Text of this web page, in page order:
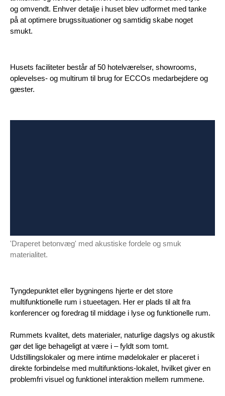
og omvendt. Enhver detalje i huset blev udformet med tanke
på at optimere brugssituationer og samtidig skabe noget
smukt.
Husets faciliteter består af 50 hotelværelser, showrooms,
oplevelses- og multirum til brug for ECCOs medarbejdere og
gæster.
'Draperet betonvæg' med akustiske fordele og smuk
materialitet.
Tyngdepunktet eller bygningens hjerte er det store
multifunktionelle rum i stueetagen. Her er plads til alt fra
konferencer og foredrag til middage i lyse og funktionelle rum.
Rummets kvalitet, dets materialer, naturlige dagslys og akustik
gør det lige behageligt at være i – fyldt som tomt.
Udstillingslokaler og mere intime mødelokaler er placeret i
direkte forbindelse med multifunktions-lokalet, hvilket giver en
problemfri visuel og funktionel interaktion mellem rummene.